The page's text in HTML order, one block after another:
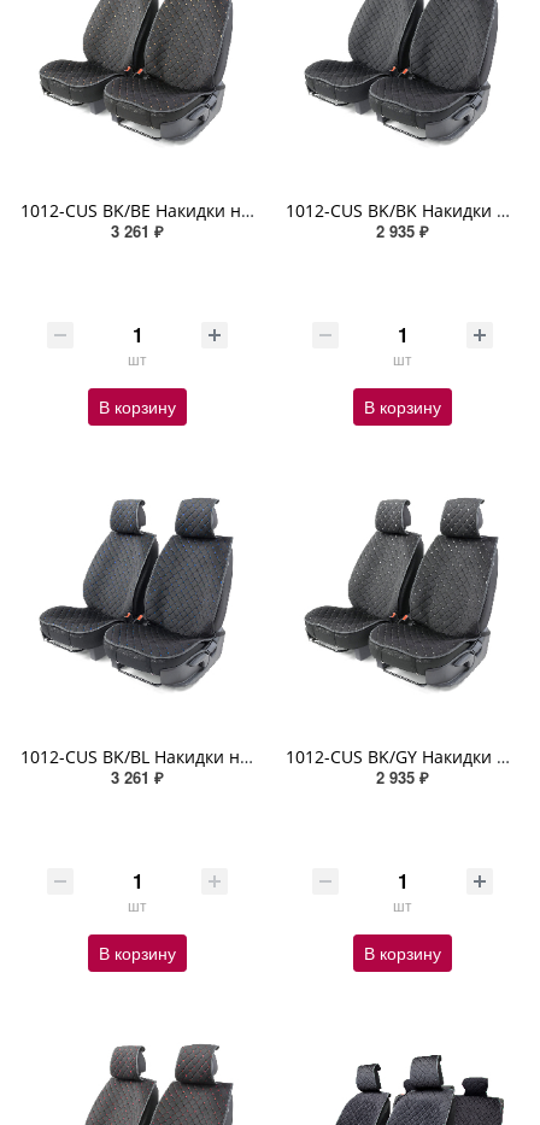
1012-CUS BK/BE Накидки на передние сиденья Car Performance, 2 шт. материал алькантара чёрн./бежевый
3 261 ₽
шт
В корзину
1012-CUS BK/BK Накидки на передние сиденья Car Performance, 2 шт. материал алькантара чёрный
2 935 ₽
шт
В корзину
1012-CUS BK/BL Накидки на передние сиденья Car Performance, 2 шт. материал алькантара чёрн./синий
3 261 ₽
шт
В корзину
1012-CUS BK/GY Накидки на передние сиденья Car Performance, 2 шт. материал алькантара чёрн./серый
2 935 ₽
шт
В корзину